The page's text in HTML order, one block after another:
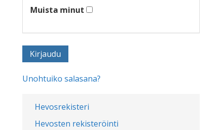
Hevosrekisteri
Hevosten rekisteröinti
Muista minut
Unohtuiko salasana?